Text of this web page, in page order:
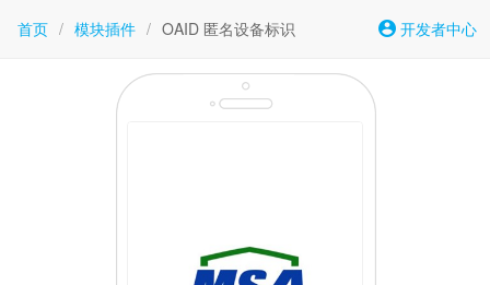
首页 / 模块插件 / OAID 匿名设备标识 开发者中心